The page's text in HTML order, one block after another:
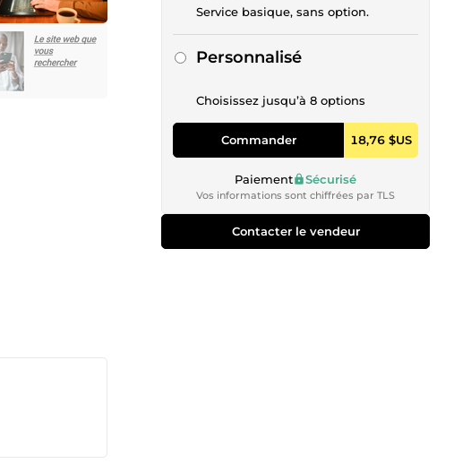
Service basique, sans option.
Personnalisé
Choisissez jusqu’à 8 options
Commander 18,76 $US
Paiement Sécurisé
Vos informations sont chiffrées par TLS
Contacter le vendeur